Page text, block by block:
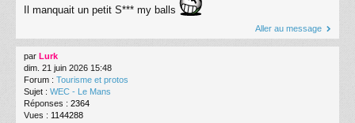
Il manquait un petit S*** my balls
Aller au message
par Lurk
dim. 21 juin 2026 15:48
Forum : Tourisme et protos
Sujet : WEC - Le Mans
Réponses : 2364
Vues : 1144288